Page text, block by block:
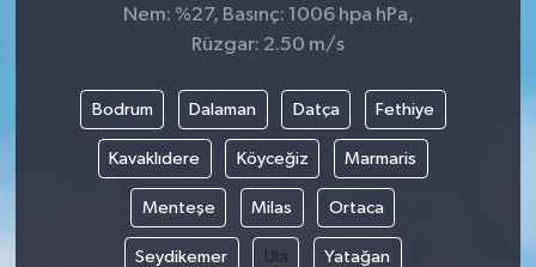
Nem: %27, Basınç: 1006 hpa hPa,
Rüzgar: 2.50 m/s
Bodrum Dalaman Datça Fethiye
Kavaklıdere Köyceğiz Marmaris
Menteşe Milas Ortaca
Seydikemer Ula Yatağan